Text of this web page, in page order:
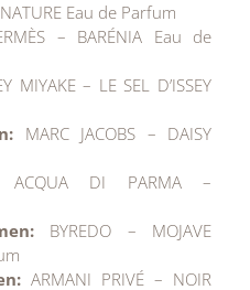
Eau de Parfum
– BARÉNIA Eau de
MIYAKE – LE SEL D’ISSEY
MARC JACOBS – DAISY
ACQUA DI PARMA –
BYREDO – MOJAVE
ARMANI PRIVÉ – NOIR